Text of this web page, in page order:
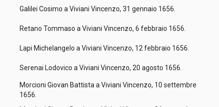
Galilei Cosimo a Viviani Vincenzo, 31 gennaio 1656.
Retano Tommaso a Viviani Vincenzo, 6 febbraio 1656.
Lapi Michelangelo a Viviani Vincenzo, 12 febbraio 1656.
Serenai Lodovico a Viviani Vincenzo, 20 agosto 1656.
Morcioni Giovan Battista a Viviani Vincenzo, 10 settembre
1656.